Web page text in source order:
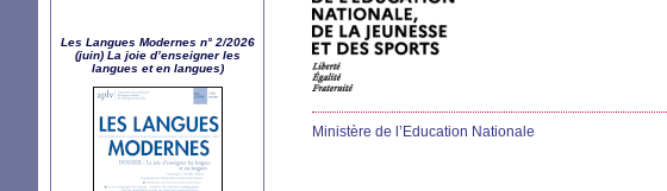
Ministère de l’Education Nationale
Les Langues Modernes n° 2/2026
(juin) La joie d’enseigner les
langues et en langues)